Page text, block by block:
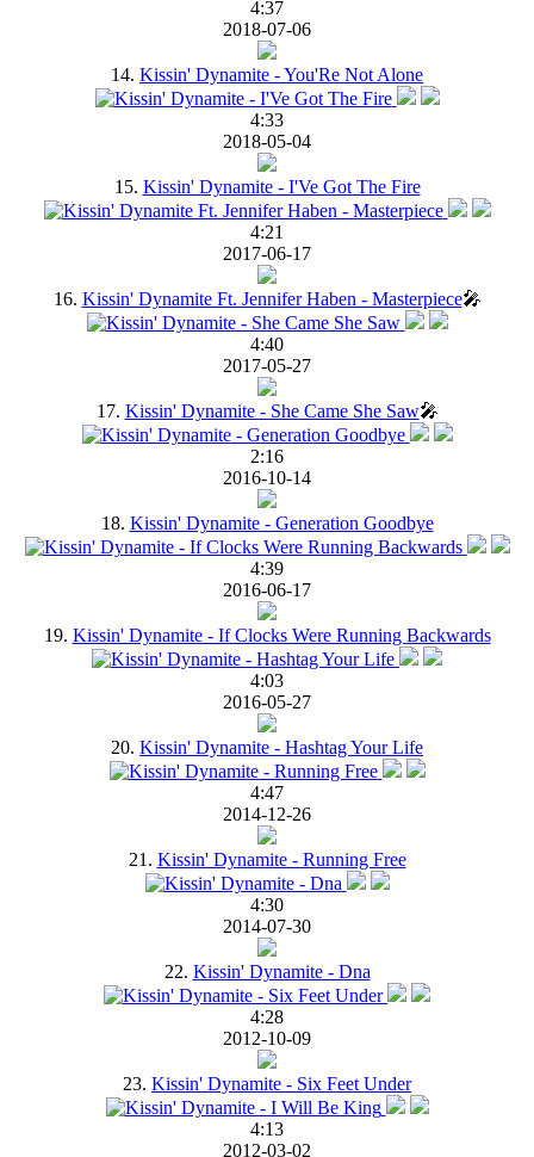
4:37
2018-07-06
14. Kissin' Dynamite - You'Re Not Alone
4:33
2018-05-04
15. Kissin' Dynamite - I'Ve Got The Fire
4:21
2017-06-17
16. Kissin' Dynamite Ft. Jennifer Haben - Masterpiece🎤
4:40
2017-05-27
17. Kissin' Dynamite - She Came She Saw🎤
2:16
2016-10-14
18. Kissin' Dynamite - Generation Goodbye
4:39
2016-06-17
19. Kissin' Dynamite - If Clocks Were Running Backwards
4:03
2016-05-27
20. Kissin' Dynamite - Hashtag Your Life
4:47
2014-12-26
21. Kissin' Dynamite - Running Free
4:30
2014-07-30
22. Kissin' Dynamite - Dna
4:28
2012-10-09
23. Kissin' Dynamite - Six Feet Under
4:13
2012-03-02